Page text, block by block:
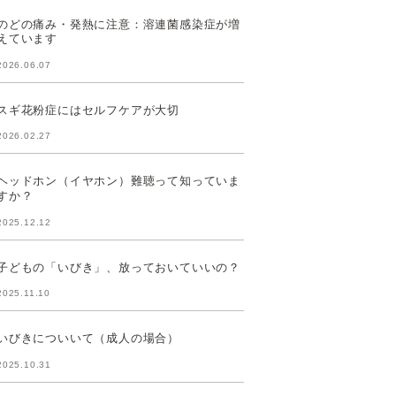
どの痛み・発熱に注意：溶連菌感染症が増
ています
ギ花粉症にはセルフケアが大切
ッドホン（イヤホン）難聴って知っていま
か？
どもの「いびき」、放っておいていいの？
びきについいて（成人の場合）